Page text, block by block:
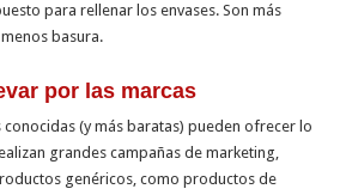
para rellenar los envases. Son más
basura.
por las marcas
conocidas (y más baratas) pueden ofrecer lo
grandes campañas de marketing,
genéricos, como productos de